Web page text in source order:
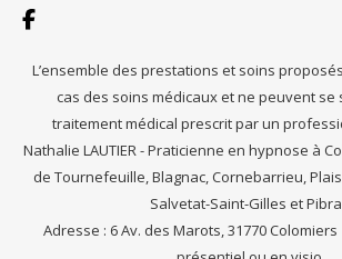
L’ensemble des prestations et soins
cas des soins médicaux et ne peuvent se
traitement médical prescrit par un
Nathalie LAUTIER - Praticienne en hypnose à
de Tournefeuille, Blagnac, Cornebarrieu,
Salvetat-Saint-Gilles et
Adresse : 6 Av. des Marots, 31770